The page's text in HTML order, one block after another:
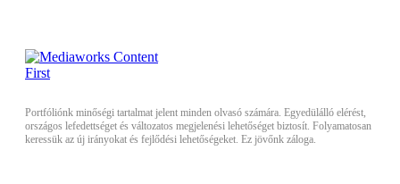
Portfóliónk minőségi tartalmat jelent minden olvasó számára. Egyedülálló elérést,
országos lefedettséget és változatos megjelenési lehetőséget biztosít. Folyamatosan
keressük az új irányokat és fejlődési lehetőségeket. Ez jövőnk záloga.